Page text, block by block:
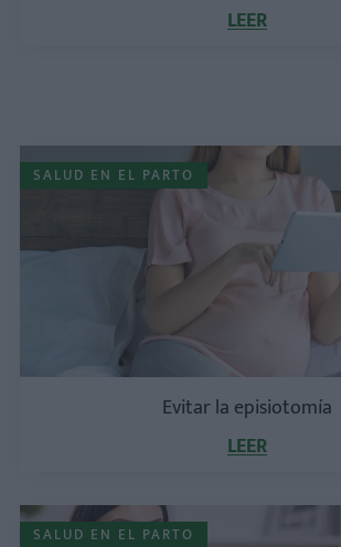
LEER
SALUD EN EL PARTO
Evitar la episiotomía
LEER
SALUD EN EL PARTO